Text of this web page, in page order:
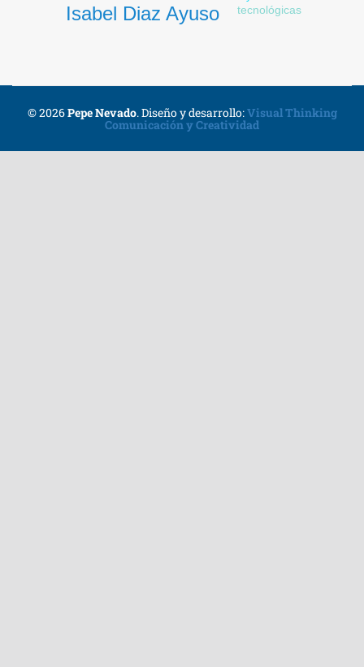
Isabel Diaz Ayuso tecnológicas
© 2026Pepe Nevado.Diseño y desarrollo:Visual Thinking
Comunicación y Creatividad